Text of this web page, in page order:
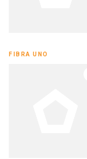
FIBRA UNO